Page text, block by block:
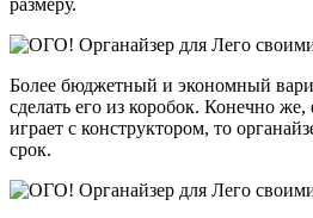
размеру.
Более бюджетный и экономный
сделать его из коробок. Конечно
играет с конструктором, то
срок.